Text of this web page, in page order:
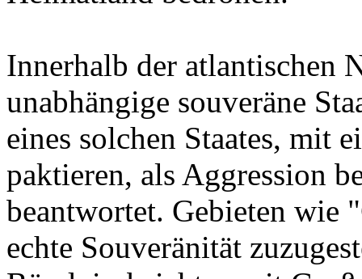
Innerhalb der atlantischen
unabhängige souveräne
eines solchen Staates, mit
paktieren, als Aggression
beantwortet. Gebieten wie
echte Souveränität